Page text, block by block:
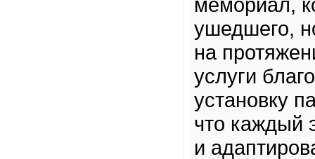
ушедшего,
на
услуги
установку
что каждый
и